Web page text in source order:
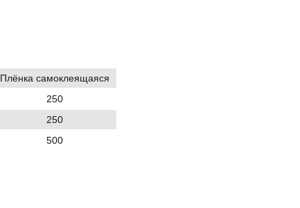
Плёнка самоклеящаяся
250
250
500